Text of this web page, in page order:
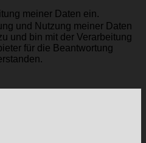
meiner Daten ein.
und Nutzung meiner Daten
und bin mit der Verarbeitung
für die Beantwortung